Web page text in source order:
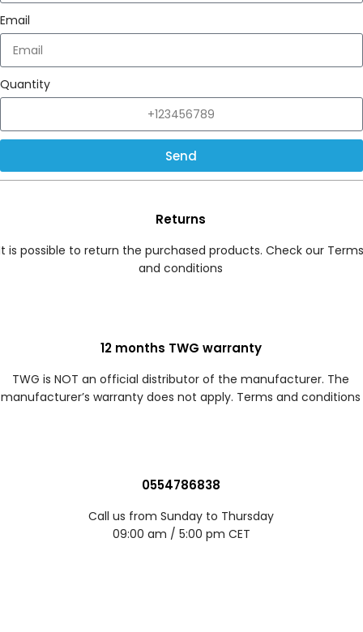
Arabia
+966
Email
Quantity
Send
Returns
is possible to return the purchased products. Check our Terms
and conditions
12 months TWG warranty
TWG is NOT an official distributor of the manufacturer. The
manufacturer’s warranty does not apply. Terms and conditions
0554786838
Call us from Sunday to Thursday
09:00 am / 5:00 pm CET